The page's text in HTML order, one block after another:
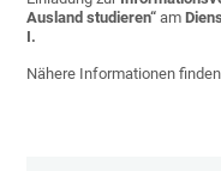
Ausland studieren“ am
I.
Nähere Informationen